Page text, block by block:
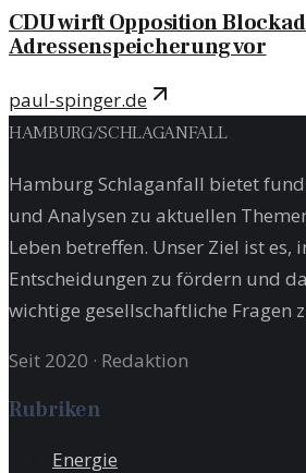
CDU wirft Opposition
Adressenspeicherung vor
paul-spinger.de
HAMBURG/SCHLAGANFALL
Hamburg Schlaganfall bietet
und Analysen zu aktuellen
Leben betreffen. Unser Ziel ist es,
Entscheidungen zu fördern und
wichtige gesellschaftliche Fragen
Seit 2020 · Redaktion
Rubriken
Energie